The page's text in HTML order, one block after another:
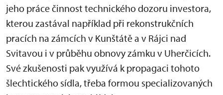
jeho práce činnost technického dozoru investora,
kterou zastával například při rekonstrukčních
pracích na zámcích v Kunštátě a v Rájci nad
Svitavou i v průběhu obnovy zámku v Uherčicích.
Své zkušenosti pak využívá k propagaci tohoto
šlechtického sídla, třeba formou specializovaných